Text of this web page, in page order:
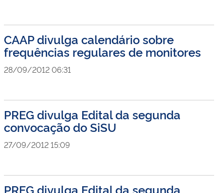
CAAP divulga calendário sobre
frequências regulares de monitores
28/09/2012 06:31
PREG divulga Edital da segunda
convocação do SiSU
27/09/2012 15:09
PREG divulga Edital da segunda